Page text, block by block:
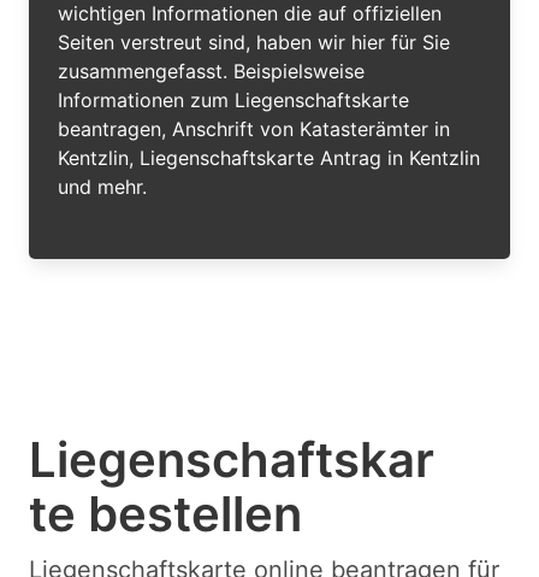
wichtigen Informationen die auf offiziellen
Seiten verstreut sind, haben wir hier für Sie
zusammengefasst. Beispielsweise
Informationen zum Liegenschaftskarte
beantragen, Anschrift von Katasterämter in
Kentzlin, Liegenschaftskarte Antrag in Kentzlin
und mehr.
Liegenschaftskar
te bestellen
Liegenschaftskarte online beantragen für